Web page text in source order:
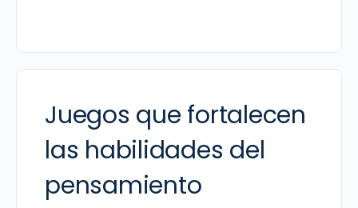
Juegos que fortalecen
las habilidades del
pensamiento